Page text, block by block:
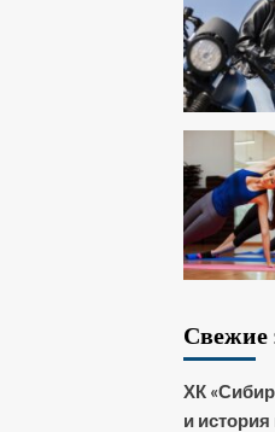
Свежие
ХК
и